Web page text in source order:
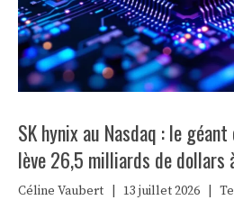
SK hynix au Nasdaq : le
lève 26,5 milliards de dollars
Céline Vaubert 13 juillet 2026